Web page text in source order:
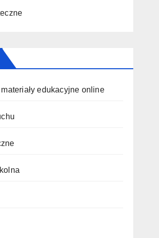
edukacyjne online